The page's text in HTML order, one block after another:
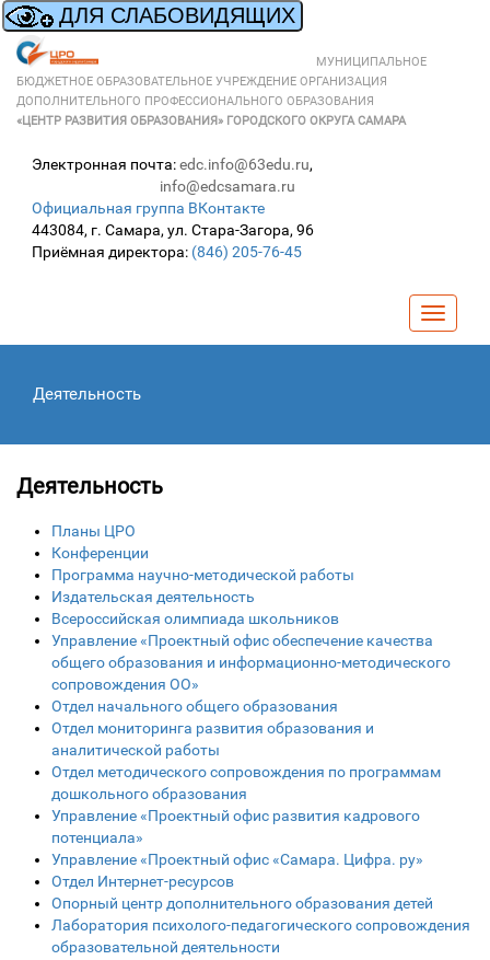
МУНИЦИПАЛЬНОЕ
БЮДЖЕТНОЕ ОБРАЗОВАТЕЛЬНОЕ УЧРЕЖДЕНИЕ ОРГАНИЗАЦИЯ
ДОПОЛНИТЕЛЬНОГО ПРОФЕССИОНАЛЬНОГО ОБРАЗОВАНИЯ
«ЦЕНТР РАЗВИТИЯ ОБРАЗОВАНИЯ» ГОРОДСКОГО ОКРУГА САМАРА
Электронная почта:edc.info@63edu.ru,
info@edcsamara.ru
Официальная группа ВКонтакте
443084, г. Самара, ул. Стара-Загора, 96
Приёмная директора: (846) 205-76-45
Деятельность
Деятельность
Планы ЦРО
Конференции
Программа научно-методической работы
Издательская деятельность
Всероссийская олимпиада школьников
Управление «Проектный офис обеспечение качества
общего образования и информационно-методического
сопровождения ОО»
Отдел начального общего образования
Отдел мониторинга развития образования и
аналитической работы
Отдел методического сопровождения по программам
дошкольного образования
Управление «Проектный офис развития кадрового
потенциала»
Управление «Проектный офис «Самара. Цифра. ру»
Отдел Интернет-ресурсов
Опорный центр дополнительного образования детей
Лаборатория психолого-педагогического сопровождения
образовательной деятельности